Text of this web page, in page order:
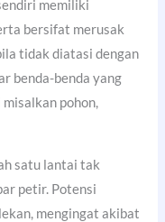
memiliki
bersifat merusak
tidak diatasi dengan
benda-benda yang
pohon,
satu lantai tak
petir. Potensi
mengingat akibat